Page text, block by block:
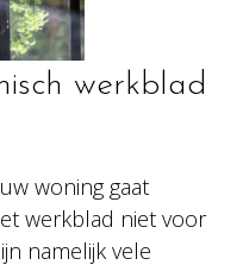
werkblad
woning gaat
werkblad niet voor
namelijk vele